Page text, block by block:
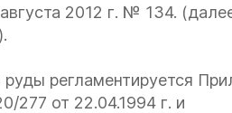
2012 г. № 134.
регламентируется
277 от 22.04.1994 г. и